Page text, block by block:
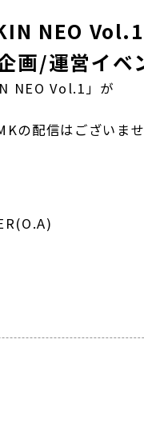
NEO
イベン
NEO Vol.1」が
の配信はございま